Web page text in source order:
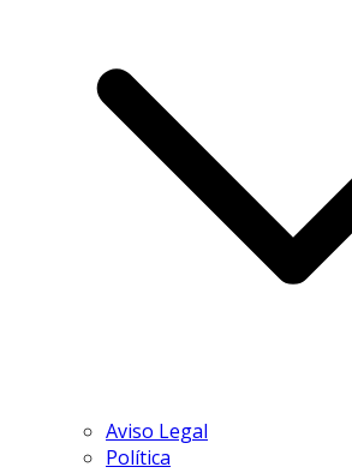
Aviso Legal
Política